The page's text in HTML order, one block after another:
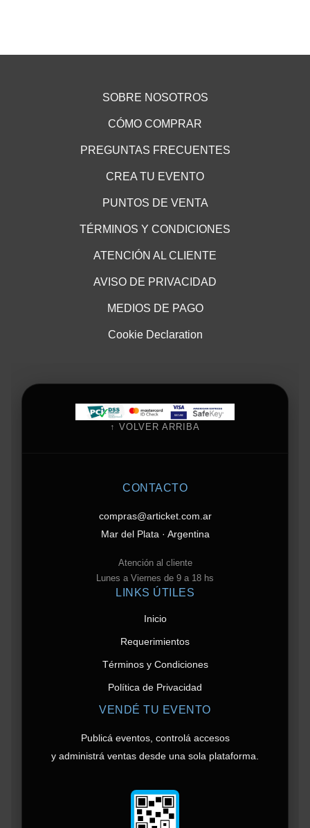
SOBRE NOSOTROS
CÓMO COMPRAR
PREGUNTAS FRECUENTES
CREA TU EVENTO
PUNTOS DE VENTA
TÉRMINOS Y CONDICIONES
ATENCIÓN AL CLIENTE
AVISO DE PRIVACIDAD
MEDIOS DE PAGO
Cookie Declaration
↑ VOLVER ARRIBA
CONTACTO
compras@articket.com.ar
Mar del Plata · Argentina
Atención al cliente
Lunes a Viernes de 9 a 18 hs
LINKS ÚTILES
Inicio
Requerimientos
Términos y Condiciones
Política de Privacidad
VENDÉ TU EVENTO
Publicá eventos, controlá accesos
y administrá ventas desde una sola plataforma.